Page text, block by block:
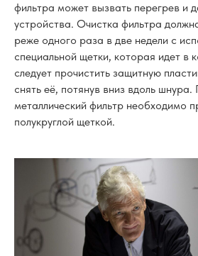
фильтра может вызвать перегрев и
устройства. Очистка фильтра
реже одного раза в две недели с
специальной щетки, которая идет в
следует прочистить защитную
снять её, потянув вниз вдоль шнура.
металлический фильтр необходимо
полукруглой щеткой.